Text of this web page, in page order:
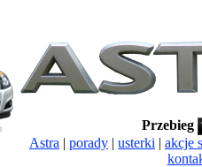
Przebieg
Astra | porady | usterki | akcje